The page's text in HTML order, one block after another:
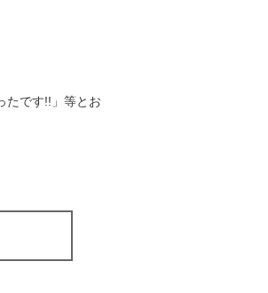
たです!!」等とお